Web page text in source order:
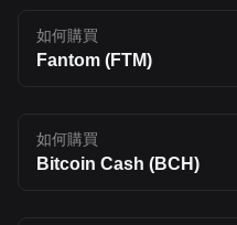
如何購買
Fantom (FTM)
如何購買
Bitcoin Cash (BCH)